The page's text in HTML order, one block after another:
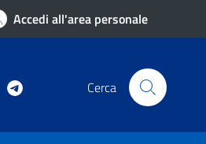
Accedi all'area personale
Facebook Cerca